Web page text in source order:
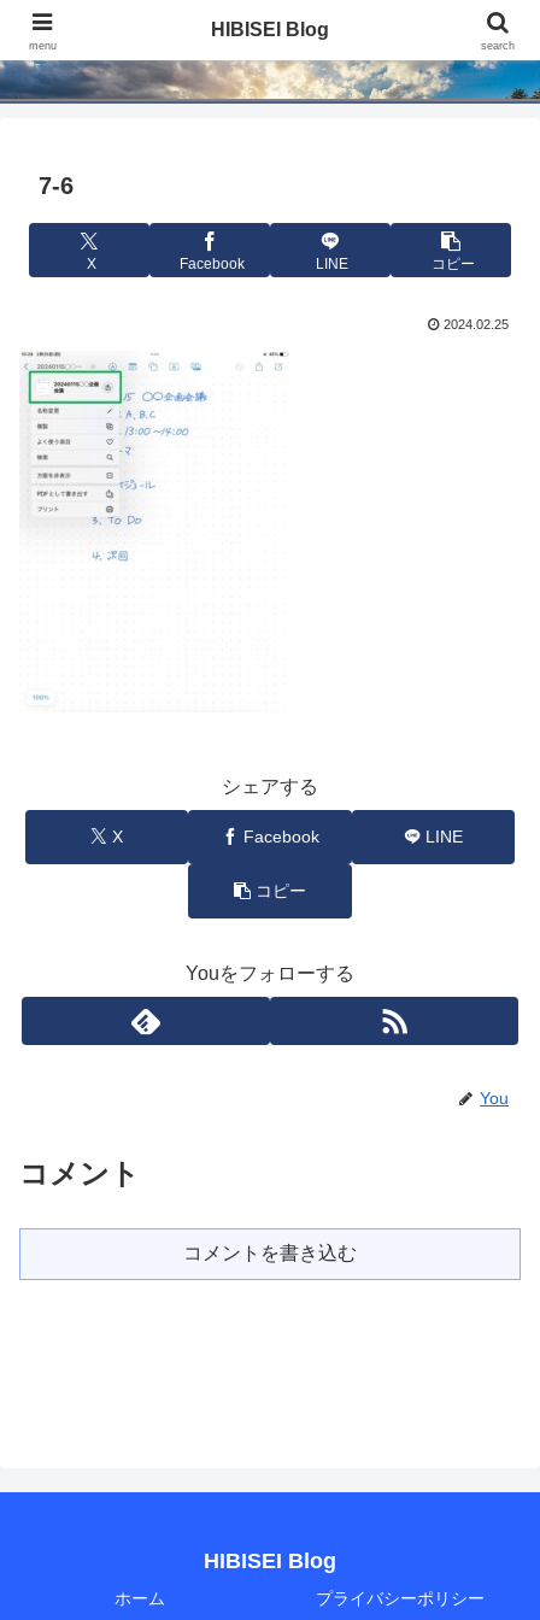
HIBISEI Blog
7-6
X Facebook LINE コピー
2024.02.25
シェアする
X Facebook LINE
コピー
Youをフォローする
You
コメント
コメントを書き込む
HIBISEI Blog
ホーム プライバシーポリシー
menu
HIBISEI Blog
search